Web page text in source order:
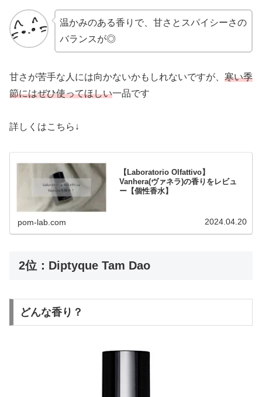
温かみのある香りで、甘さとスパイシーさの
バランスが◎
甘さが苦手な人には向かないかもしれないですが、 寒い季
節にはぜひ使ってほしい一品です
詳しくはこちら↓
【Laboratorio Olfattivo】
Vanhera(ヴァネラ)の香りをレビュ
ー【個性香水】
pom-lab.com 2024.04.20
2位：Diptyque Tam Dao
どんな香り？